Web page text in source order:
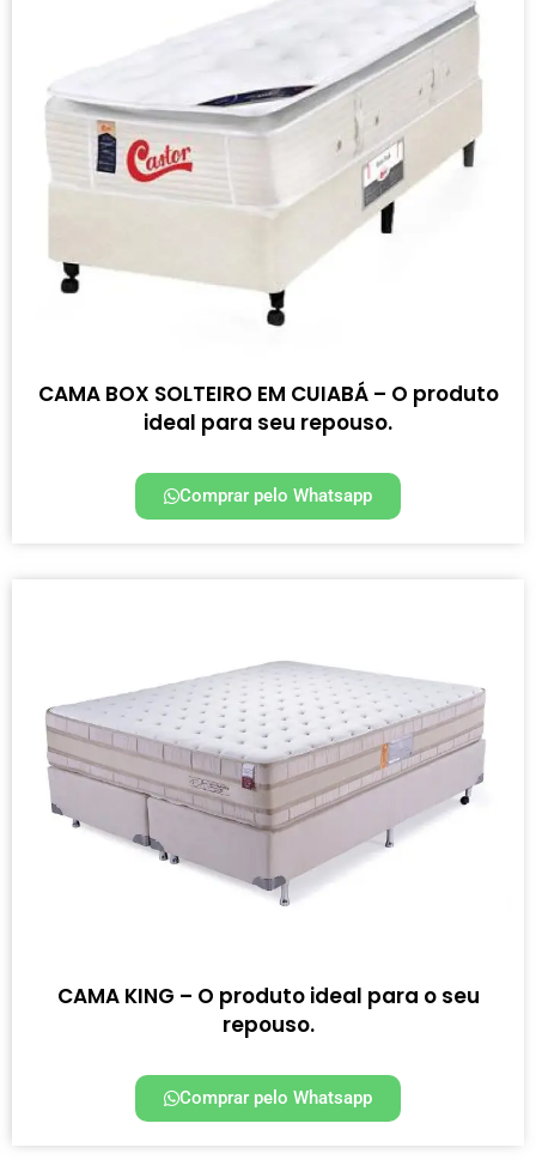
CAMA BOX SOLTEIRO EM CUIABÁ – O produto
ideal para seu repouso.
Comprar pelo Whatsapp
CAMA KING – O produto ideal para o seu
repouso.
Comprar pelo Whatsapp